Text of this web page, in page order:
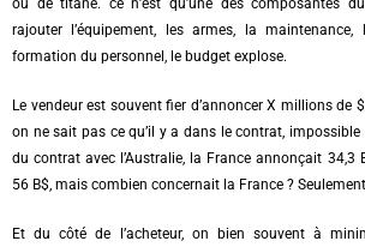
ou de titane. ce n’est qu’une des composantes
rajouter l’équipement, les armes, la
formation du personnel, le budget explose.
Le vendeur est souvent fier d’annoncer X millions de
on ne sait pas ce qu’il y a dans le contrat,
du contrat avec l’Australie, la France annonçait 34,3
56 B$, mais combien concernait la France ?
Et du côté de l’acheteur, on bien souvent à